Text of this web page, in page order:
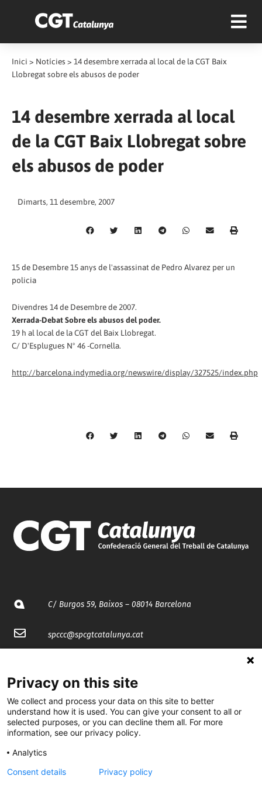
Inici > Notícies > 14 desembre xerrada al local de la CGT Baix
Llobregat sobre els abusos de poder
14 desembre xerrada al local
de la CGT Baix Llobregat sobre
els abusos de poder
Dimarts, 11 desembre, 2007
15 de Desembre 15 anys de l'assassinat de Pedro Alvarez per un
policia
Divendres 14 de Desembre de 2007.
Xerrada-Debat Sobre els abusos del poder.
19 h al local de la CGT del Baix Llobregat.
C/ D'Esplugues Nº 46 -Cornella.
http://barcelona.indymedia.org/newswire/display/327525/index.php
C/ Burgos 59, Baixos – 08014 Barcelona
spccc@spcgtcatalunya.cat
@CGTCatalunya
cgtcatalunya
Privacy on this site
We collect and process your data on this site to better
understand how it is used. You can give your consent to all or
selected purposes, or you can decline them all. For more
information, see our privacy policy.
Analytics
Consent details
Privacy policy